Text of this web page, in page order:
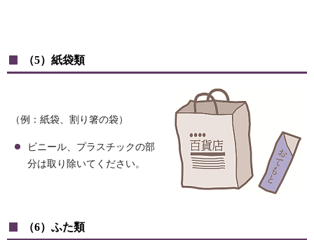
（5）紙袋類
（例：紙袋、割り箸の袋）
ビニール、プラスチックの部
分は取り除いてください。
（6）ふた類